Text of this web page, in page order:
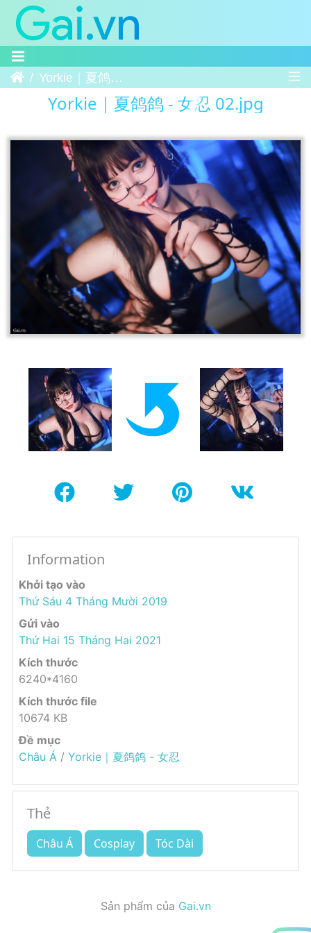
Trang chủYorkie｜夏鸽鸽 - 女忍 02
Yorkie｜夏鸽鸽 - 女忍 02.jpg
Information
Khởi tạo vào
Thứ Sáu 4 Tháng Mười 2019
Gửi vào
Thứ Hai 15 Tháng Hai 2021
Kích thước
6240*4160
Kích thước file
10674 KB
Đề mục
Châu Á / Yorkie｜夏鸽鸽 - 女忍
Thẻ
Châu Á Cosplay Tóc Dài
Sản phẩm của Gai.vn